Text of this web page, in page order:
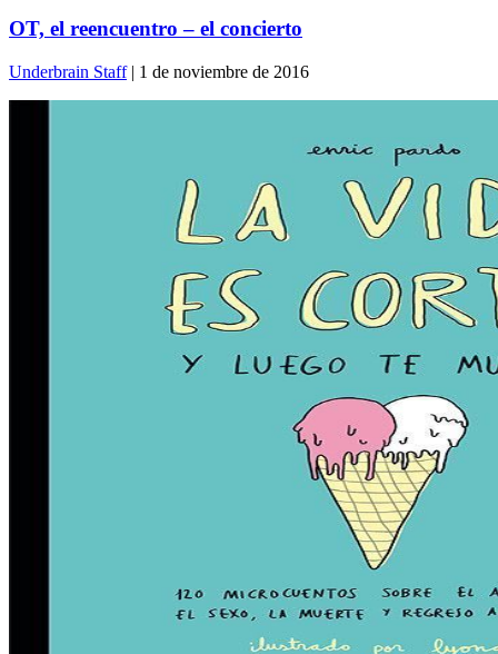
OT, el reencuentro – el concierto
Underbrain Staff| 1 de noviembre de 2016